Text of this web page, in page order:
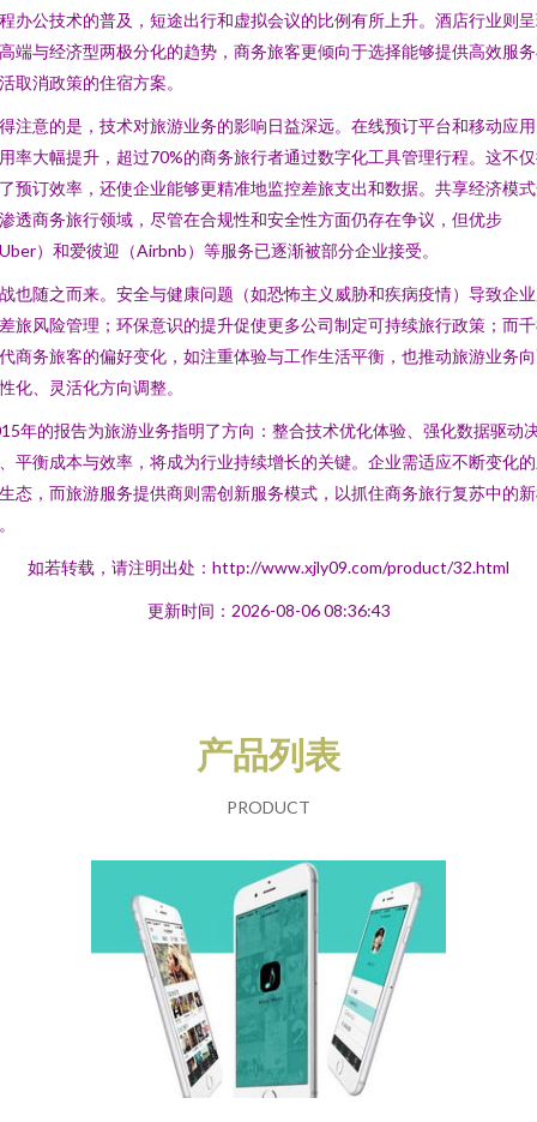
办公技术的普及，短途出行和虚拟会议的比例有所上升。酒店行业则
端与经济型两极分化的趋势，商务旅客更倾向于选择能够提供高效服
取消政策的住宿方案。
注意的是，技术对旅游业务的影响日益深远。在线预订平台和移动应
率大幅提升，超过70%的商务旅行者通过数字化工具管理行程。这不
预订效率，还使企业能够更精准地监控差旅支出和数据。共享经济模
透商务旅行领域，尽管在合规性和安全性方面仍存在争议，但优步
）和爱彼迎（Airbnb）等服务已逐渐被部分企业接受。
也随之而来。安全与健康问题（如恐怖主义威胁和疾病疫情）导致企
旅风险管理；环保意识的提升促使更多公司制定可持续旅行政策；而
商务旅客的偏好变化，如注重体验与工作生活平衡，也推动旅游业务
化、灵活化方向调整。
年的报告为旅游业务指明了方向：整合技术优化体验、强化数据驱动
平衡成本与效率，将成为行业持续增长的关键。企业需适应不断变化
态，而旅游服务提供商则需创新服务模式，以抓住商务旅行复苏中的
如若转载，请注明出处：http://www.xjly09.com/product/32.html
更新时间：2026-08-06 08:36:43
产品列表
PRODUCT